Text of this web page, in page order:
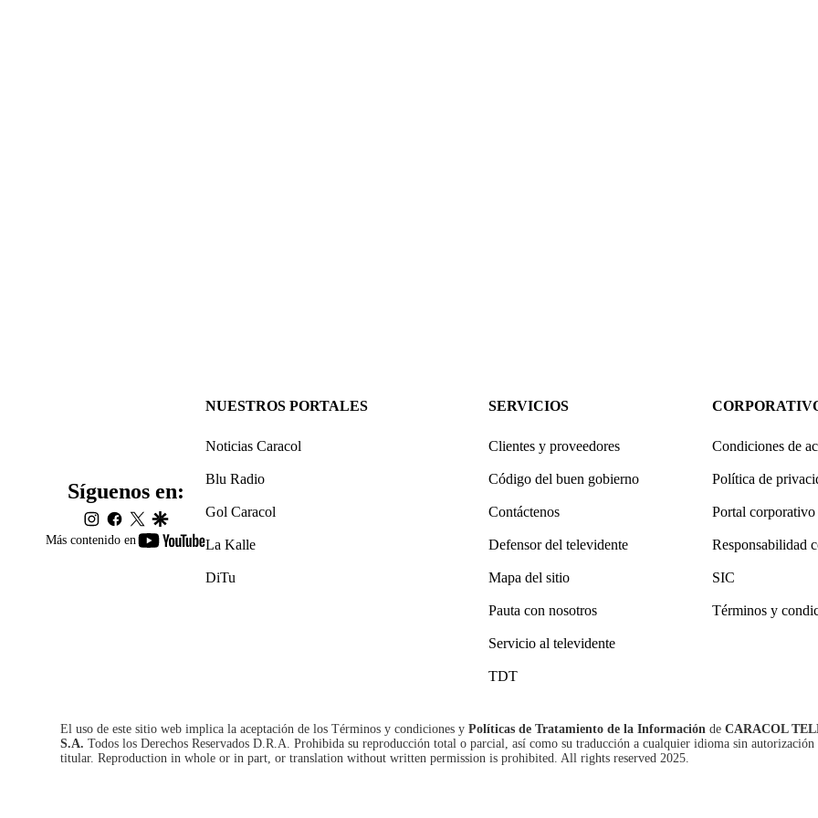
Más contenido en
youtube-
Síguenos en:
instagram
facebook
twittergoogle
NUESTROS PORTALES
Noticias Caracol
Blu Radio
Gol Caracol
La Kalle
DiTu
SERVICIOS
Clientes y proveedores
Código del buen gobierno
Contáctenos
Defensor del televidente
Mapa del sitio
Pauta con nosotros
Servicio al televidente
TDT
Condiciones de
Política de
Portal corporativo
Responsabilidad
SIC
Términos y
El uso de este sitio web implica la aceptación de los Términos y condiciones y Políticas de Tratamiento de la Información de CARACOL
S.A. Todos los Derechos Reservados D.R.A. Prohibida su reproducción total o parcial, así como su traducción a cualquier idioma sin autorización
titular. Reproduction in whole or in part, or translation without written permission is prohibited. All rights reserved 2025.